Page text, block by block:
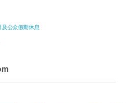
瓜萃取「超级酵素SOD」:
分，是全球首个经临床证实
老的自由基，相比其他现有
灭，效果更显著，一步到位击
增长及氧化对人体机能的损耗
发年青活力。
货品的供应情况再作最后确
health. ESDlife有权拒绝接
货前透过电话或电邮通知顾
公众假期休息